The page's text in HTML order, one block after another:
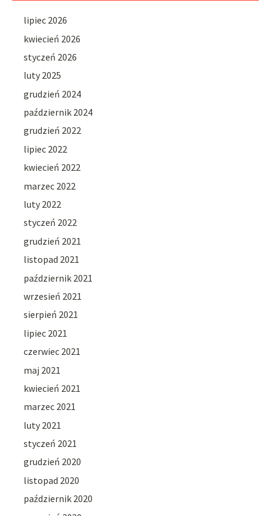
lipiec 2026
kwiecień 2026
styczeń 2026
luty 2025
grudzień 2024
październik 2024
grudzień 2022
lipiec 2022
kwiecień 2022
marzec 2022
luty 2022
styczeń 2022
grudzień 2021
listopad 2021
październik 2021
wrzesień 2021
sierpień 2021
lipiec 2021
czerwiec 2021
maj 2021
kwiecień 2021
marzec 2021
luty 2021
styczeń 2021
grudzień 2020
listopad 2020
październik 2020